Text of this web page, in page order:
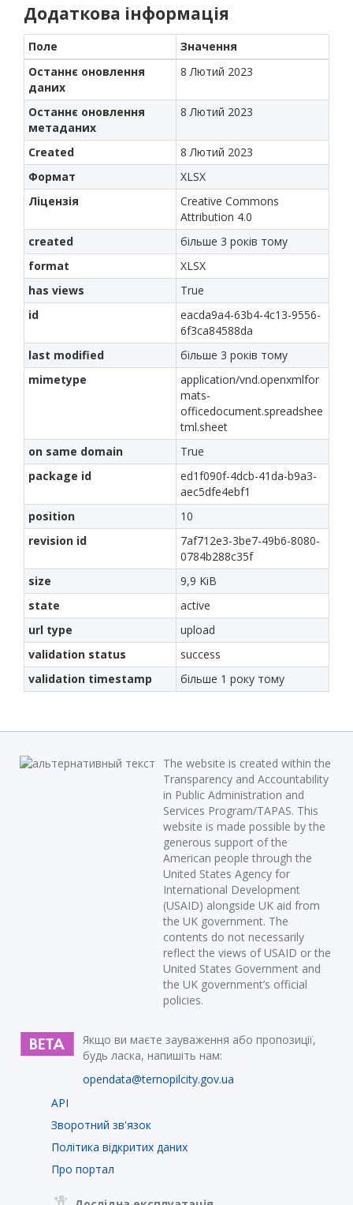
Додаткова інформація
Поле
Значення
Останнє оновлення
даних
8 Лютий 2023
Останнє оновлення
метаданих
8 Лютий 2023
Created
8 Лютий 2023
Формат
XLSX
Ліцензія
Creative Commons
Attribution 4.0
created
більше 3 років тому
format
XLSX
has views
True
id
eacda9a4-63b4-4c13-9556-
6f3ca84588da
last modified
більше 3 років тому
mimetype
application/vnd.openxmlfor
mats-
officedocument.spreadshee
tml.sheet
on same domain
True
package id
ed1f090f-4dcb-41da-b9a3-
aec5dfe4ebf1
position
10
revision id
7af712e3-3be7-49b6-8080-
0784b288c35f
size
9,9 KiB
state
active
url type
upload
validation status
success
validation timestamp
більше 1 року тому
The website is created within the
Transparency and Accountability
in Public Administration and
Services Program/TAPAS. This
website is made possible by the
generous support of the
American people through the
United States Agency for
International Development
(USAID) alongside UK aid from
the UK government. The
contents do not necessarily
reflect the views of USAID or the
United States Government and
the UK government’s official
policies.
Якщо ви маєте зауваження або пропозиції,
будь ласка, напишіть нам:
opendata@ternopilcity.gov.ua
API
Зворотний зв'язок
Політика відкритих даних
Про портал